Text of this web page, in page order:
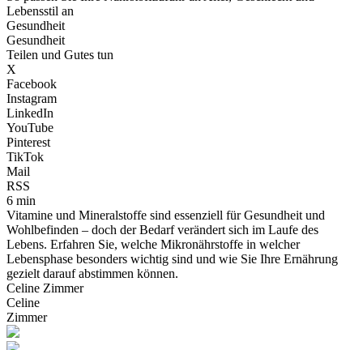
Lebensstil an
Gesundheit
Gesundheit
Teilen und Gutes tun
X
Facebook
Instagram
LinkedIn
YouTube
Pinterest
TikTok
Mail
RSS
6 min
Vitamine und Mineralstoffe sind essenziell für Gesundheit und
Wohlbefinden – doch der Bedarf verändert sich im Laufe des
Lebens. Erfahren Sie, welche Mikronährstoffe in welcher
Lebensphase besonders wichtig sind und wie Sie Ihre Ernährung
gezielt darauf abstimmen können.
Celine Zimmer
Celine
Zimmer